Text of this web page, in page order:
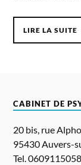
LIRE LA SUITE
CABINET DE
20 bis, rue
95430 Auvers-
Tel. 0609115058